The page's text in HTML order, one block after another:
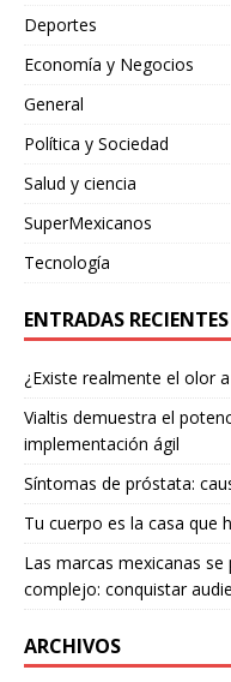
Deportes
Economía y Negocios
General
Política y Sociedad
Salud y ciencia
SuperMexicanos
Tecnología
ENTRADAS RECIENTES
¿Existe realmente el olor
Vialtis demuestra el
implementación ágil
Síntomas de próstata:
Tu cuerpo es la casa que
Las marcas mexicanas
complejo: conquistar
ARCHIVOS